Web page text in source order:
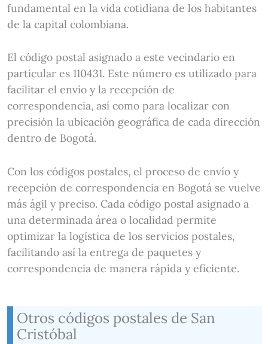
fundamental en la vida cotidiana de los habitantes
de la capital colombiana.
El código postal asignado a este vecindario en
particular es 110431. Este número es utilizado para
facilitar el envío y la recepción de
correspondencia, así como para localizar con
precisión la ubicación geográfica de cada dirección
dentro de Bogotá.
Con los códigos postales, el proceso de envío y
recepción de correspondencia en Bogotá se vuelve
más ágil y preciso. Cada código postal asignado a
una determinada área o localidad permite
optimizar la logística de los servicios postales,
facilitando así la entrega de paquetes y
correspondencia de manera rápida y eficiente.
Otros códigos postales de San
Cristóbal